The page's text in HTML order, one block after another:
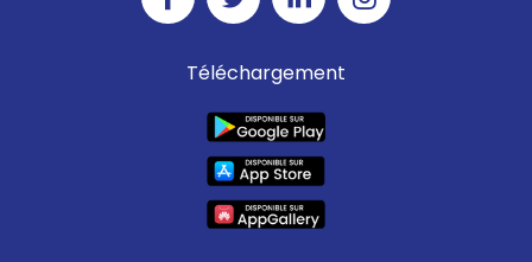
Téléchargement